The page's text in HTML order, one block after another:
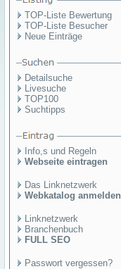
TOP-Liste Bewertung
TOP-Liste Besucher
Neue Einträge
Detailsuche
Livesuche
TOP100
Suchtipps
Info,s und Regeln
Webseite eintragen
Das Linknetzwerk
Webkatalog anmelden
Linknetzwerk
Branchenbuch
FULL SEO
Passwort vergessen?